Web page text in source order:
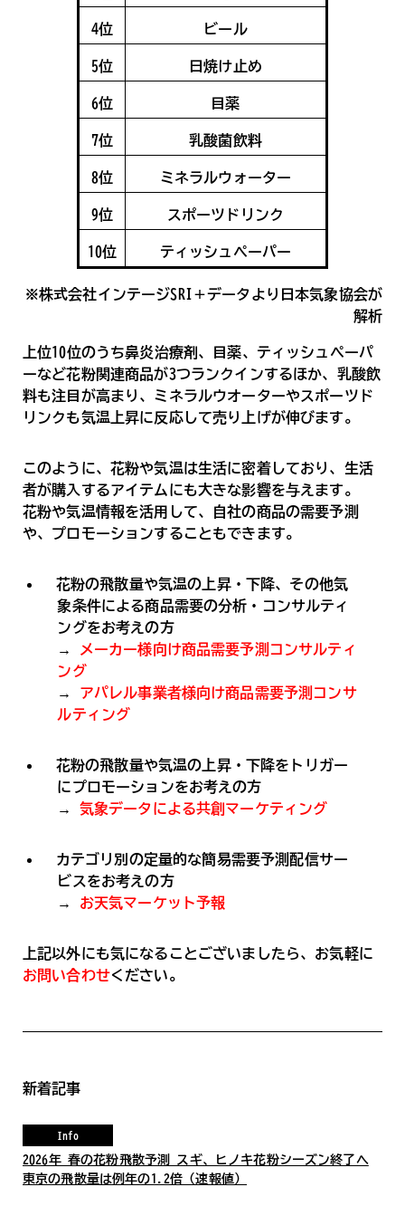
4位 ビール
5位 日焼け止め
6位 目薬
7位 乳酸菌飲料
8位 ミネラルウォーター
9位 スポーツドリンク
10位 ティッシュペーパー
※株式会社インテージSRI＋データより日本気象協会が
解析
上位10位のうち鼻炎治療剤、目薬、ティッシュペーパ
ーなど花粉関連商品が3つランクインするほか、乳酸飲
料も注目が高まり、ミネラルウオーターやスポーツド
リンクも気温上昇に反応して売り上げが伸びます。
このように、花粉や気温は生活に密着しており、生活
者が購入するアイテムにも大きな影響を与えます。
花粉や気温情報を活用して、自社の商品の需要予測
や、プロモーションすることもできます。
花粉の飛散量や気温の上昇・下降、その他気
象条件による商品需要の分析・コンサルティ
ングをお考えの方
→
メーカー様向け商品需要予測コンサルティ
ング
→ アパレル事業者様向け商品需要予測コンサ
ルティング
花粉の飛散量や気温の上昇・下降をトリガー
にプロモーションをお考えの方
→ 気象データによる共創マーケティング
カテゴリ別の定量的な簡易需要予測配信サー
ビスをお考えの方
→ お天気マーケット予報
上記以外にも気になることございましたら、お気軽に
お問い合わせください。
新着記事
Info
2026年 春の花粉飛散予測 スギ、ヒノキ花粉シーズン終了へ
東京の飛散量は例年の1.2倍（速報値）